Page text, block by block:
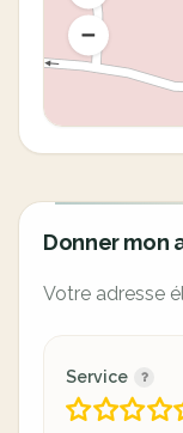
Donner mon
Votre adresse
Service